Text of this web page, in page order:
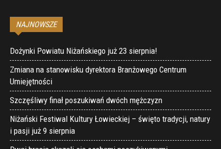
NAJNOWSZE
Dożynki Powiatu Niżańskiego już 23 sierpnia!
Zmiana na stanowisku dyrektora Branżowego Centrum
Umiejętności
Szczęśliwy finał poszukiwań dwóch mężczyzn
Niżański Festiwal Kultury Łowieckiej – święto tradycji, natury
i pasji już 9 sierpnia